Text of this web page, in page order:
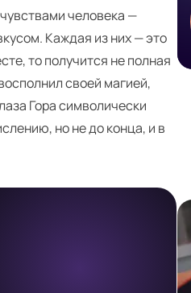
человека —
Каждая из них — это
то получится не полная
своей магией,
Гора символически
но не до конца, и в